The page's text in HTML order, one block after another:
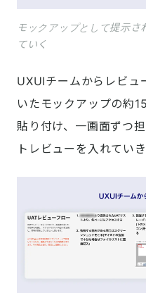
モックアップとして提示さ
ていく
UXUIチームからレビュ
いたモックアップの約
貼り付け、一画面ずつ
トレビューを入れていき